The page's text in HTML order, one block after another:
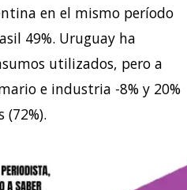
en el mismo período
49%. Uruguay ha
utilizados, pero a
e industria -8% y 20%